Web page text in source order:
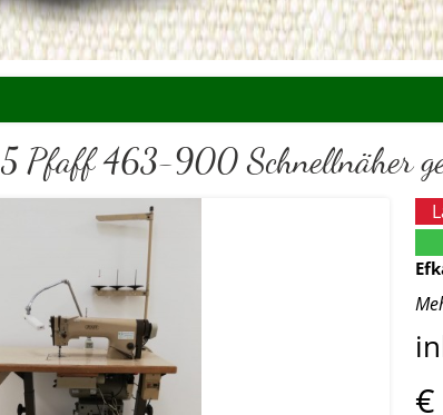
5 Pfaff 463-900 Schnellnäher